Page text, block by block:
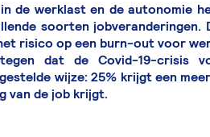
de werklast en de autonomie
soorten jobveranderingen.
risico op een burn-out voor
dat de Covid-19-crisis
wijze: 25% krijgt een
van de job krijgt.